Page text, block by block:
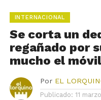
INTERNACIONAL
Se corta un
regañado por
mucho el móvil
Por EL
Publicado: 11